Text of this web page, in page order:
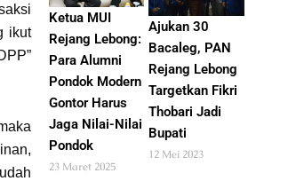
ikut
Ketua MUI
Rejang Lebong:
Para Alumni
Pondok Modern
Gontor Harus
Jaga Nilai-Nilai
Pondok
23 Maret 2025
Ajukan 30
Bacaleg, PAN
Rejang Lebong
Targetkan Fikri
Thobari Jadi
Bupati
12 Mei 2023